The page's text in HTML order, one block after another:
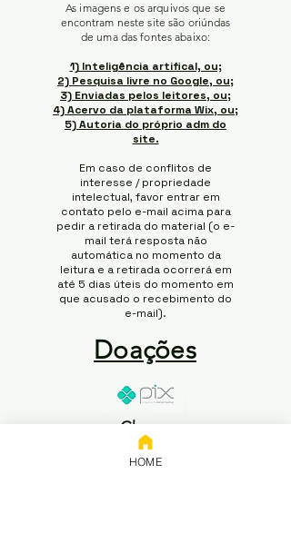
As imagens e os arquivos que se
encontram neste site são oriúndas
de uma das fontes abaixo:
1) Inteligência artifical, ou;
2) Pesquisa livre no Google, ou;
3) Enviadas pelos leitores, ou;
4) Acervo da plataforma Wix, ou;
5) Autoria do próprio adm do
site.
Em caso de conflitos de
interesse / propriedade
intelectual, favor entrar em
contato pelo e-mail acima para
pedir a retirada do material (o e-
mail terá resposta não
automática no momento da
leitura e a retirada ocorrerá em
até 5 dias úteis do momento em
que acusado o recebimento do
e-mail).
Doações
Chave:
65.258.416/0001-50
HOME